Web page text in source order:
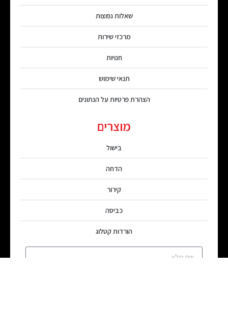
שאלות נפוצות
מרכזי שירות
חנויות
תנאי שימוש
הצהרת פרטיות על הנתונים
מוצרים
בישול
הדחה
קירור
כביסה
הורדות קטלוג